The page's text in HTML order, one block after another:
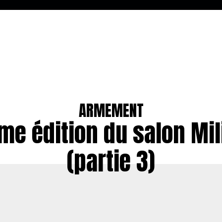
ARMEMENT
édition du salon
(partie 3)